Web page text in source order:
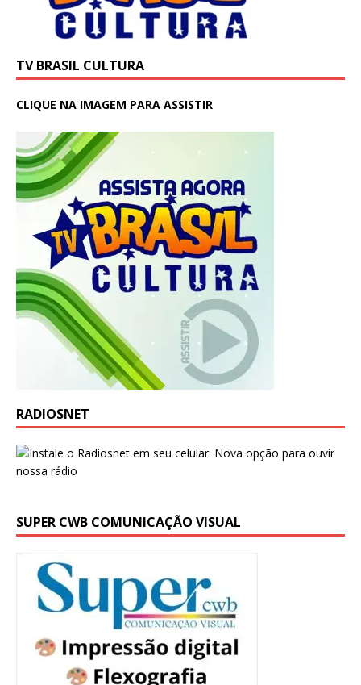
TV BRASIL CULTURA
CLIQUE NA IMAGEM PARA ASSISTIR
RADIOSNET
SUPER CWB COMUNICAÇÃO VISUAL